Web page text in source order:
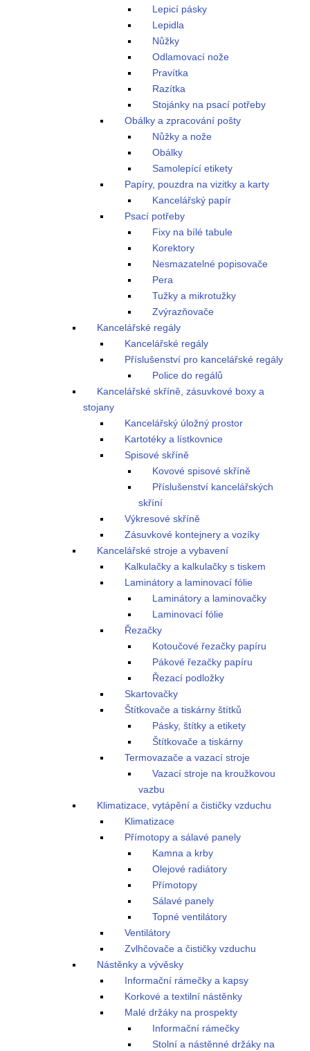
Lepicí pásky
Lepidla
Nůžky
Odlamovací nože
Pravítka
Razítka
Stojánky na psací potřeby
Obálky a zpracování pošty
Nůžky a nože
Obálky
Samolepící etikety
Papíry, pouzdra na vizitky a karty
Kancelářský papír
Psací potřeby
Fixy na bílé tabule
Korektory
Nesmazatelné popisovače
Pera
Tužky a mikrotužky
Zvýrazňovače
Kancelářské regály
Kancelářské regály
Příslušenství pro kancelářské regály
Police do regálů
Kancelářské skříně, zásuvkové boxy a
stojany
Kancelářský úložný prostor
Kartotéky a lístkovnice
Spisové skříně
Kovové spisové skříně
Příslušenství kancelářských
skříní
Výkresové skříně
Zásuvkové kontejnery a vozíky
Kancelářské stroje a vybavení
Kalkulačky a kalkulačky s tiskem
Laminátory a laminovací fólie
Laminátory a laminovačky
Laminovací fólie
Řezačky
Kotoučové řezačky papíru
Pákové řezačky papíru
Řezací podložky
Skartovačky
Štítkovače a tiskárny štítků
Pásky, štítky a etikety
Štítkovače a tiskárny
Termovazače a vazací stroje
Vazací stroje na kroužkovou
vazbu
Klimatizace, vytápění a čističky vzduchu
Klimatizace
Přímotopy a sálavé panely
Kamna a krby
Olejové radiátory
Přímotopy
Sálavé panely
Topné ventilátory
Ventilátory
Zvlhčovače a čističky vzduchu
Nástěnky a vývěsky
Informační rámečky a kapsy
Korkové a textilní nástěnky
Malé držáky na prospekty
Informační rámečky
Stolní a nástěnné držáky na